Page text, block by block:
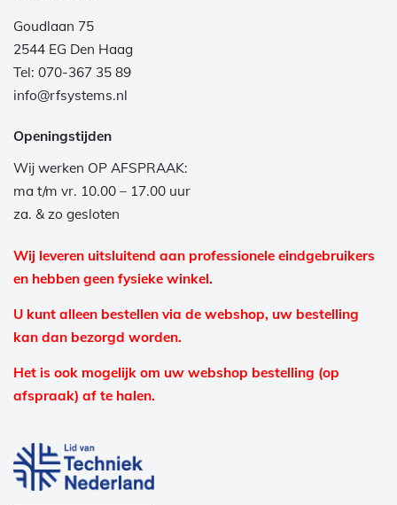
Goudlaan 75
2544 EG Den Haag
Tel: 070-367 35 89
info@rfsystems.nl
Openingstijden
Wij werken OP AFSPRAAK:
ma t/m vr. 10.00 – 17.00 uur
za. & zo gesloten
Wij leveren uitsluitend aan professionele eindgebruikers
en hebben geen fysieke winkel.
U kunt alleen bestellen via de webshop, uw bestelling
kan dan bezorgd worden.
Het is ook mogelijk om uw webshop bestelling (op
afspraak) af te halen.